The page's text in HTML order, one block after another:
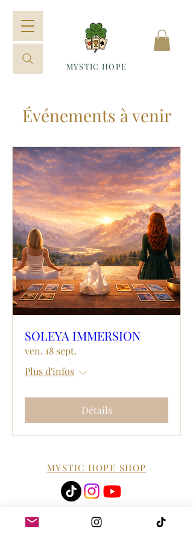
MYSTIC HOPE
Événements à venir
SOLEYA IMMERSION
ven. 18 sept.
Plus d'infos
Détails
MYSTIC HOPE SHOP
Retours & Remboursements
Politique d'annulation Consultation